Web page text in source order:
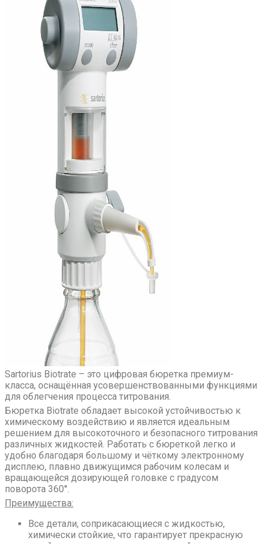
Sartorius Biotrate – это цифровая бюретка премиум-
класса, оснащённая усовершенствованными функциями
для облегчения процесса титрования.
Бюретка Biotrate обладает высокой устойчивостью к
химическому воздействию и является идеальным
решением для высокоточного и безопасного титрования
различных жидкостей. Работать с бюреткой легко и
удобно благодаря большому и чёткому электронному
дисплею, плавно движущимся рабочим колесам и
вращающейся дозирующей головке с градусом
поворота 360°.
Преимущества:
Все детали, соприкасающиеся с жидкостью,
химически стойкие, что гарантирует прекрасную